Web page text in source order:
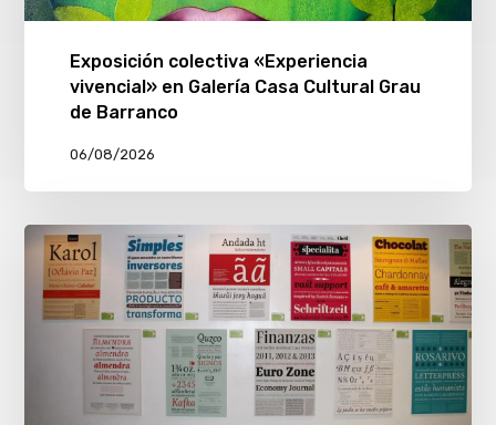
Exposición colectiva «Experiencia
vivencial» en Galería Casa Cultural Grau
de Barranco
06/08/2026